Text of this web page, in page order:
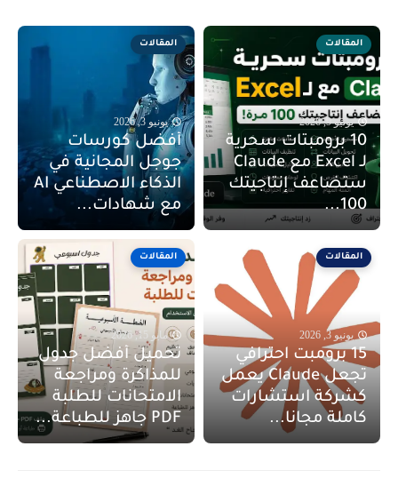
المقالات
يونيو 9, 2026
10 برومبتات سحرية
لـ Excel مع Claude
ستضاعف إنتاجيتك
100...
المقالات
يونيو 3, 2026
أفضل كورسات
جوجل المجانية في
الذكاء الاصطناعي AI
مع شهادات...
المقالات
يونيو 3, 2026
15 برومبت احترافي
تجعل Claude يعمل
كشركة استشارات
كاملة مجانا...
المقالات
مايو 15, 2026
تحميل أفضل جدول
للمذاكرة ومراجعة
الامتحانات للطلبة
PDF جاهز للطباعة...